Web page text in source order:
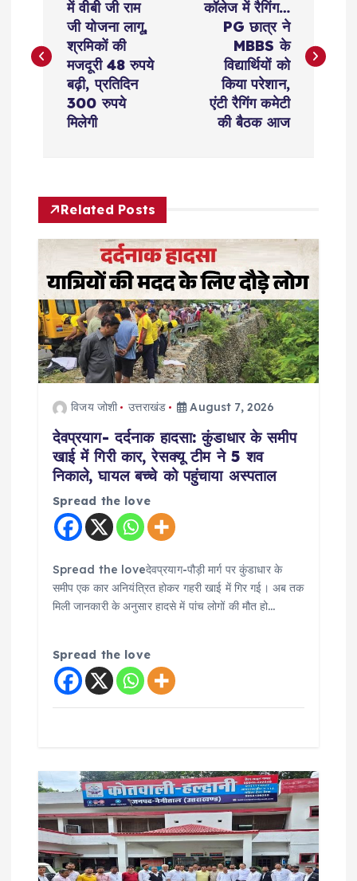
s
v
g
a
t
में वीबी जी राम
जी योजना लागू,
श्रमिकों की
मजदूरी 48 रुपये
बढ़ी, प्रतिदिन
300 रुपये
मिलेगी
कॉलेज में रैगिंग…
PG छात्र ने
MBBS के
विद्यार्थियों को
किया परेशान,
एंटी रैगिंग कमेटी
की बैठक आज
Related Posts
विजय जोशी उत्तराखंड August 7, 2026
देवप्रयाग- दर्दनाक हादसा: कुंडाधार के समीप
खाई में गिरी कार, रेसक्यू टीम ने 5 शव
निकाले, घायल बच्चे को पहुंचाया अस्पताल
Spread the love
Spread the loveदेवप्रयाग-पौड़ी मार्ग पर कुंडाधार के
समीप एक कार अनियंत्रित होकर गहरी खाई में गिर गई। अब तक
मिली जानकारी के अनुसार हादसे में पांच लोगों की मौत हो…
Spread the love